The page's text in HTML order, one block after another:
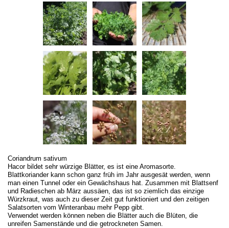
Coriandrum sativum
Hacor bildet sehr würzige Blätter, es ist eine Aromasorte.
Blattkoriander kann schon ganz früh im Jahr ausgesät werden, wenn
man einen Tunnel oder ein Gewächshaus hat. Zusammen mit Blattsenf
und Radieschen ab März aussäen, das ist so ziemlich das einzige
Würzkraut, was auch zu dieser Zeit gut funktioniert und den zeitigen
Salatsorten vom Winteranbau mehr Pepp gibt.
Verwendet werden können neben die Blätter auch die Blüten, die
unreifen Samenstände und die getrockneten Samen.